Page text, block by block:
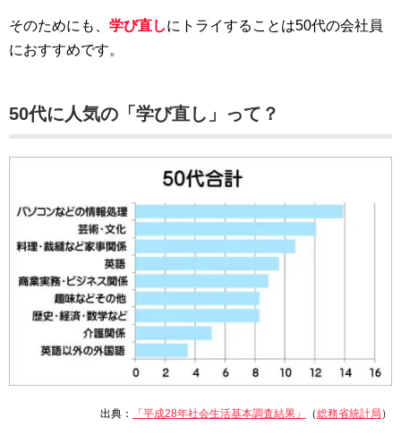
そのためにも、 学び直しにトライすることは50代の会社員
におすすめです。
50代に人気の「学び直し」って？
出典： 「平成28年社会生活基本調査結果」 （総務省統計局 ）